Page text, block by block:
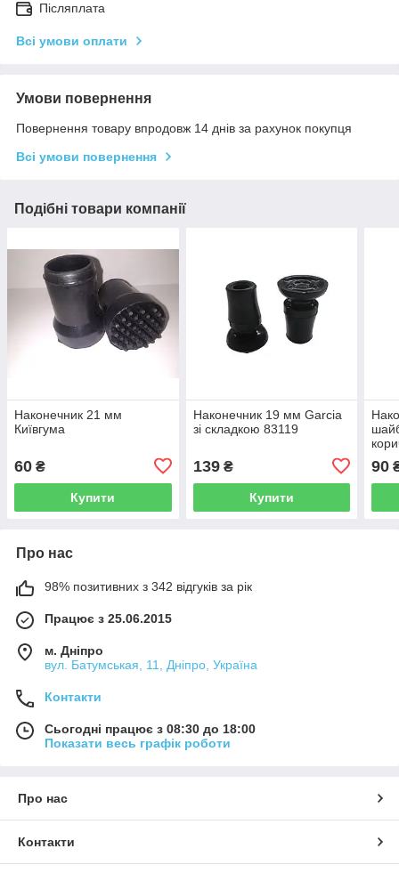
Післяплата
Всі умови оплати
Умови повернення
Повернення товару впродовж 14 днів за рахунок покупця
Всі умови повернення
Подібні товари компанії
Наконечник 21 мм
Київгума
60 ₴
Купити
Наконечник 19 мм Garcia
зі складкою 83119
139₴
Купити
90
Про нас
98% позитивних з 342 відгуків за рік
Працює з 25.06.2015
м. Дніпро
вул. Батумськая, 11, Дніпро, Україна
Контакти
Сьогодні працює з 08:30 до 18:00
Показати весь графік роботи
Про нас
Контакти